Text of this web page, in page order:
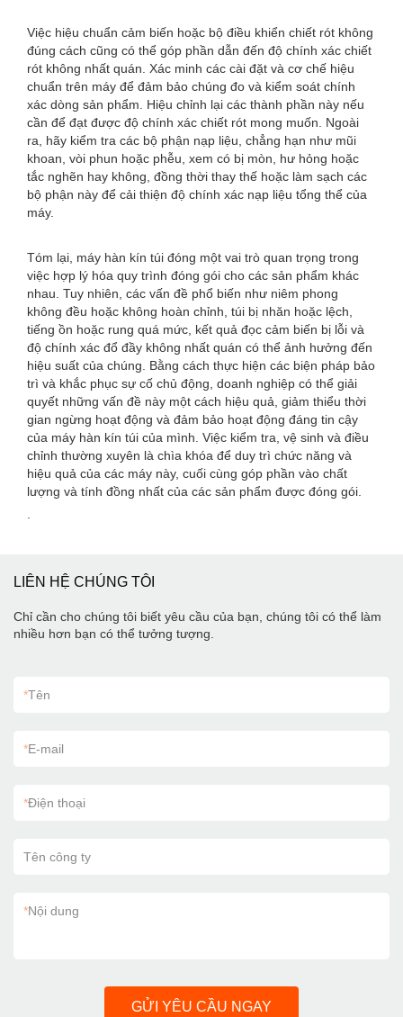
Việc hiệu chuẩn cảm biến hoặc bộ điều khiển chiết rót không
đúng cách cũng có thể góp phần dẫn đến độ chính xác chiết
rót không nhất quán. Xác minh các cài đặt và cơ chế hiệu
chuẩn trên máy để đảm bảo chúng đo và kiểm soát chính
xác dòng sản phẩm. Hiệu chỉnh lại các thành phần này nếu
cần để đạt được độ chính xác chiết rót mong muốn. Ngoài
ra, hãy kiểm tra các bộ phận nạp liệu, chẳng hạn như mũi
khoan, vòi phun hoặc phễu, xem có bị mòn, hư hỏng hoặc
tắc nghẽn hay không, đồng thời thay thế hoặc làm sạch các
bộ phận này để cải thiện độ chính xác nạp liệu tổng thể của
máy.
Tóm lại, máy hàn kín túi đóng một vai trò quan trọng trong
việc hợp lý hóa quy trình đóng gói cho các sản phẩm khác
nhau. Tuy nhiên, các vấn đề phổ biến như niêm phong
không đều hoặc không hoàn chỉnh, túi bị nhăn hoặc lệch,
tiếng ồn hoặc rung quá mức, kết quả đọc cảm biến bị lỗi và
độ chính xác đổ đầy không nhất quán có thể ảnh hưởng đến
hiệu suất của chúng. Bằng cách thực hiện các biện pháp bảo
trì và khắc phục sự cố chủ động, doanh nghiệp có thể giải
quyết những vấn đề này một cách hiệu quả, giảm thiểu thời
gian ngừng hoạt động và đảm bảo hoạt động đáng tin cậy
của máy hàn kín túi của mình. Việc kiểm tra, vệ sinh và điều
chỉnh thường xuyên là chìa khóa để duy trì chức năng và
hiệu quả của các máy này, cuối cùng góp phần vào chất
lượng và tính đồng nhất của các sản phẩm được đóng gói.
LIÊN HỆ CHÚNG TÔI
Chỉ cần cho chúng tôi biết yêu cầu của bạn, chúng tôi có thể làm
nhiều hơn bạn có thể tưởng tượng.
*Tên
*E-mail
*Điện thoại
Tên công ty
*Nội dung
GỬI YÊU CẦU NGAY